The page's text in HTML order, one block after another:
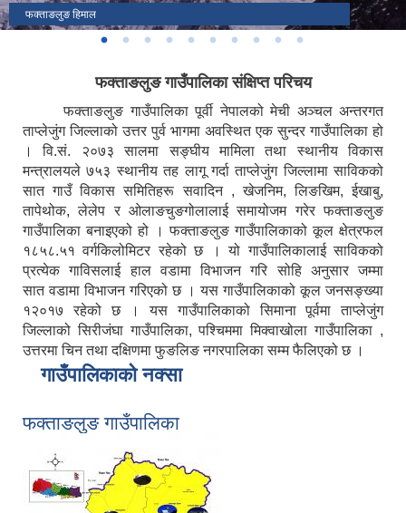
फक्ताङलुङ हिमाल
४७०० मीटरको उचाईमा अवस्थित २५०० मीटरको परिधिमा फैलिएको सिङ्जेमा ताल
याङ्मामा रहेको सुन्दर छेर्चेन ताल
पर्यटकिय घुन्सा बस्ती
हिँउले ढकमक्क सिङ्जेमा ताल
मुकुमलुङ(पाथिभरा)
अध्यक्ष र जनप्रतिनिधिहरु बिच अन्तरक्रिया पछि सामुहिक तस्विर।
४२०० मी को उचाईमा फक्ताङलुङ याङ्मा वस्ती
फक्ताङलुङ गाउँपालिकाको निर्माणाधिन प्रशासकीय भवन
फक्ताङलुङ गाउँपालिकाद्धारा उत्पादित जैविक झोल मल
फक्ताङलुङ गाउँपालिका संक्षिप्त परिचय
फक्ताङलुङ गाउँपालिका पूर्वी नेपालको मेची अञ्चल अन्तरगत
ताप्लेजुंग जिल्लाको उत्तर पुर्व भागमा अवस्थित एक सुन्दर गाउँपालिका हो
। वि.सं. २०७३ सालमा सङ्घीय मामिला तथा स्थानीय विकास
मन्त्रालयले ७५३ स्थानीय तह लागू गर्दा ताप्लेजुंग जिल्लामा साविकको
सात गाउँ विकास समितिहरू सवादिन , खेजनिम, लिङखिम, ईखाबु,
तापेथोक, लेलेप र ओलाङचुङगोलालाई समायोजम गरेर फक्ताङलुङ
गाउँपालिका बनाइएको हो । फक्ताङलुङ गाउँपालिकाको कूल क्षेत्रफल
१८५८.५१ वर्गकिलोमिटर रहेको छ । यो गाउँपालिकालाई साविकको
प्रत्येक गाविसलाई हाल वडामा विभाजन गरि सोहि अनुसार जम्मा
सात वडामा विभाजन गरिएको छ । यस गाउँपालिकाको कूल जनसङ्ख्या
१२०१७ रहेको छ । यस गाउँपालिकाको सिमाना पूर्वमा ताप्लेजुंग
जिल्लाको सिरीजंघा गाउँपालिका, पश्चिममा मिक्वाखोला गाउँपालिका ,
उत्तरमा चिन तथा दक्षिणमा फुङलिङ नगरपालिका सम्म फैलिएको छ ।
गाउँपालिकाको नक्सा
फक्ताङलुङ गाउँपालिका